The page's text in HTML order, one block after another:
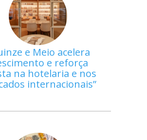
e Meio acelera
e reforça
na hotelaria e nos
internacionais